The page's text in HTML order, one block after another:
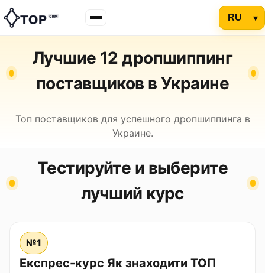
Лучшие 12 дропшиппинг
поставщиков в Украине
Топ поставщиков для успешного дропшиппинга в
Украине.
Тестируйте и выберите
лучший курс
№1
Експрес-курс Як знаходити ТОП